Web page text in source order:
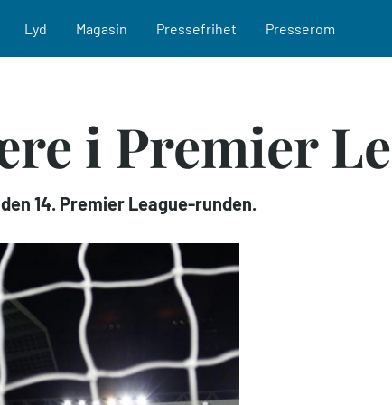
Lyd Magasin Pressefrihet Presserom
i Premier
14. Premier League-runden.